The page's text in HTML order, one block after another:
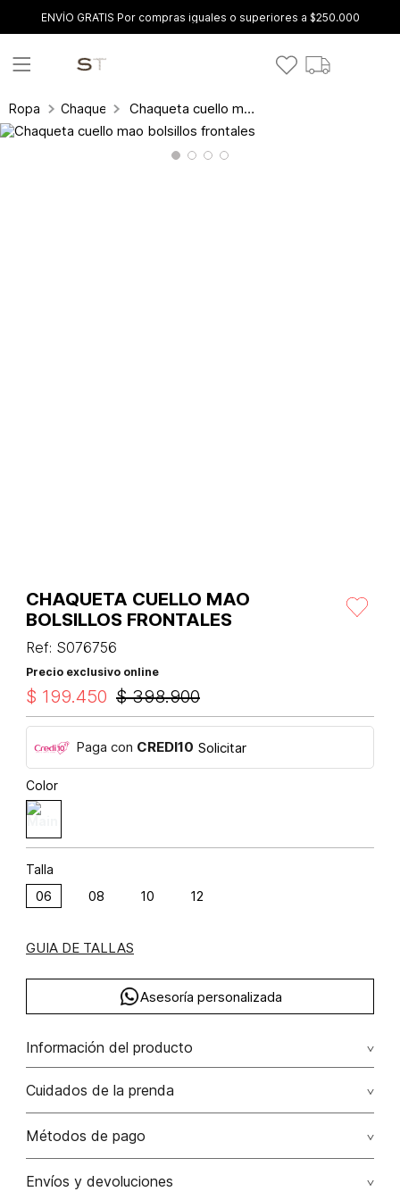
ENVÍO GRATIS Por compras iguales o superiores a $250.000
Ropa Chaquetas Chaqueta cuello mao bolsillos frontales
CHAQUETA CUELLO MAO
BOLSILLOS FRONTALES
Ref: S076756
Precio exclusivo online
$ 398.900
$ 199.450
Paga con CREDI10 Solicitar
Color
Talla
06 08 10 12
GUIA DE TALLAS
Asesoría personalizada
Información del producto
Chaqueta cuello mao bolsillos frontales algodón 75% acrílica
3% poliéster 22% 75.00% algodón/cotton22.00%
poliéster/polyester3.00% acrílica/acrylic
Cuidados de la prenda
Lavado profesional en seco los tonos oscuros sueltan
No lavar
Métodos de pago
Tarjetas de crédito: Visa, Dinners, Master Card y American
Envíos y devoluciones